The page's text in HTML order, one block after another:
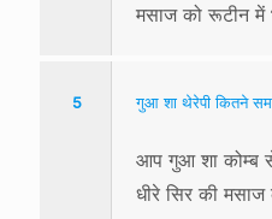
मसाज को रूटीन में
5 गुआ शा थेरेपी कितने
आप गुआ शा कोम्ब
धीरे सिर की